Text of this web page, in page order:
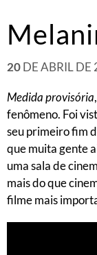
20DE ABRIL DE
Medida provisória
fenômeno. Foi
seu primeiro fim
que muita gente
uma sala de
mais do que
filme mais